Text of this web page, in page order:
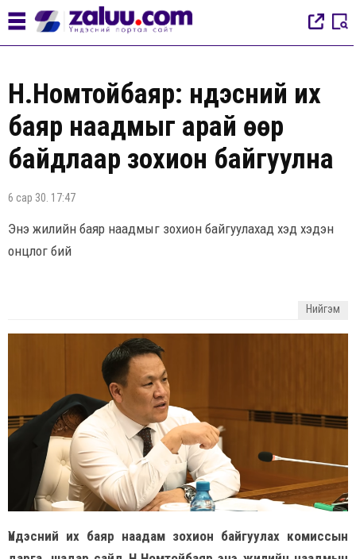
Н.Номтойбаяр: Үндэсний их
баяр наадмыг арай өөр
байдлаар зохион байгуулна
6 сар 30. 17:47
Энэ жилийн баяр наадмыг зохион байгуулахад хэд хэдэн
онцлог бий
Нийгэм
Үндэсний их баяр наадам зохион байгуулах комиссын